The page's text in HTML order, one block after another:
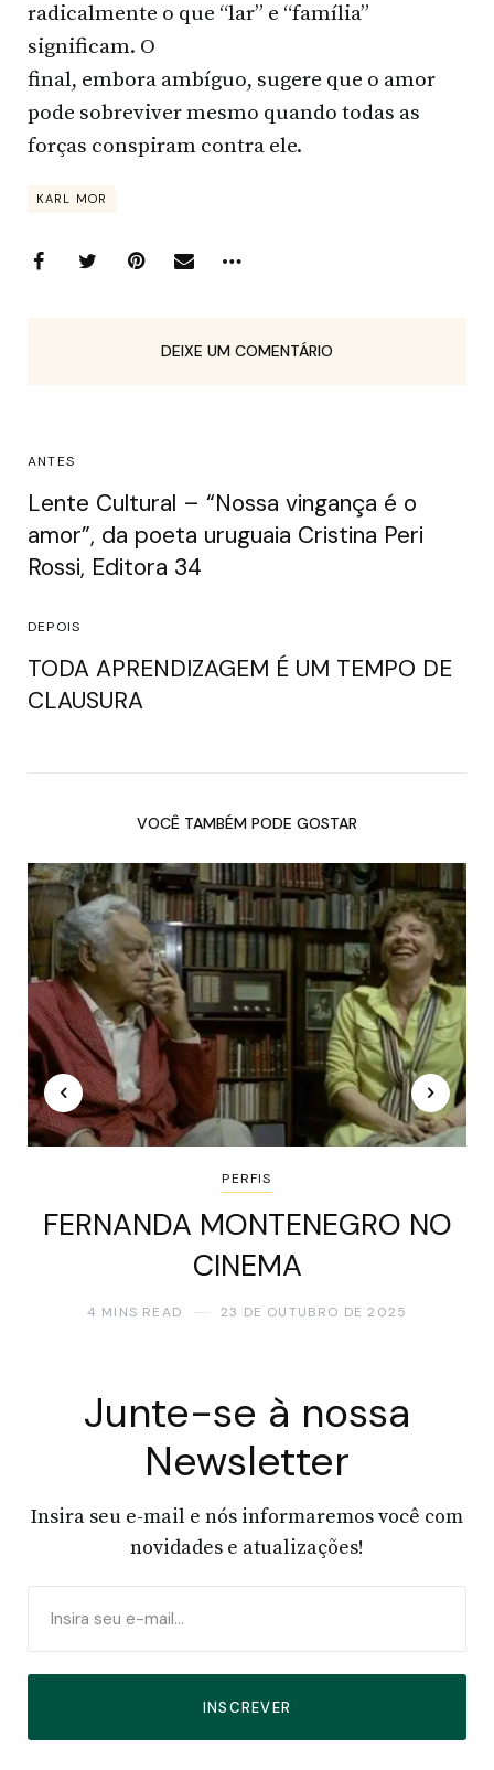
radicalmente o que “lar” e “família”
significam. O
final, embora ambíguo, sugere que o amor
pode sobreviver mesmo quando todas as
forças conspiram contra ele.
KARL MOR
DEIXE UM COMENTÁRIO
ANTES
Lente Cultural – “Nossa vingança é o
amor”, da poeta uruguaia Cristina Peri
Rossi, Editora 34
DEPOIS
TODA APRENDIZAGEM É UM TEMPO DE
CLAUSURA
VOCÊ TAMBÉM PODE GOSTAR
PERFIS
FERNANDA MONTENEGRO NO
CINEMA
4 MINS READ 23 DE OUTUBRO DE 2025
Junte-se à nossa
Newsletter
Insira seu e-mail e nós informaremos você com
novidades e atualizações!
INSCREVER